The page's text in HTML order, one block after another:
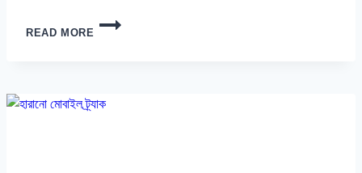
READ MORE
হোয়াটসঅ্যাপ
এ
কিভাবে: